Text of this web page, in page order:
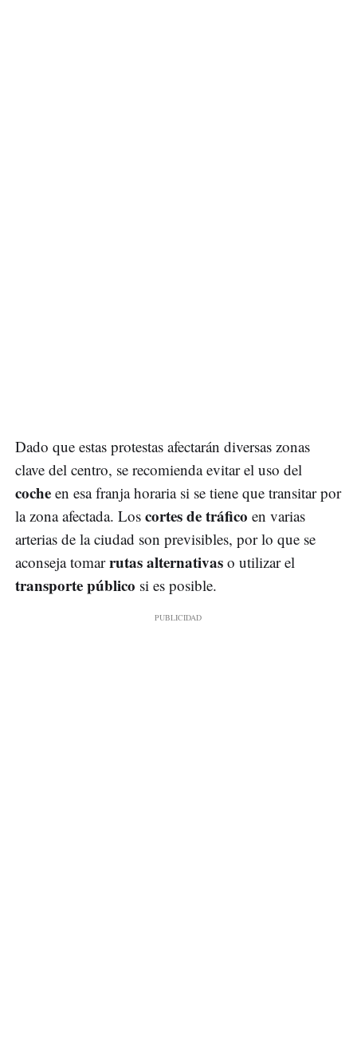
Dado que estas protestas afectarán diversas zonas
clave del centro, se recomienda evitar el uso del
coche en esa franja horaria si se tiene que transitar por
la zona afectada. Los cortes de tráfico en varias
arterias de la ciudad son previsibles, por lo que se
aconseja tomarrutas alternativas o utilizar el
transporte público si es posible.